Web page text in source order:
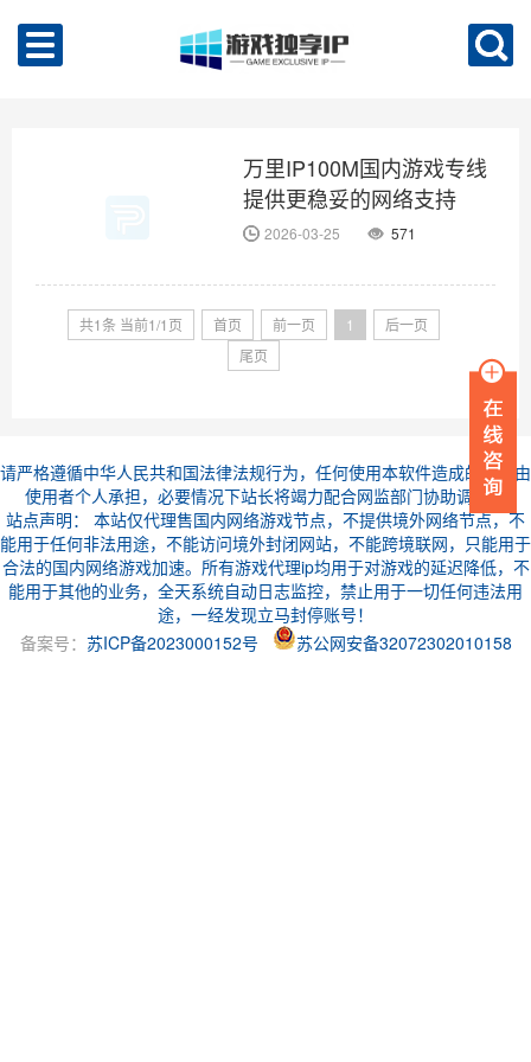
万里IP100M国内游戏专线
提供更稳妥的网络支持
2026-03-25 571
共1条 当前1/1页 首页 前一页 1
后一页
尾页
请严格遵循中华人民共和国法律法规行为，任何使用本软件造成的后果由
使用者个人承担，必要情况下站长将竭力配合网监部门协助调查。
站点声明： 本站仅代理售国内网络游戏节点，不提供境外网络节点，不
能用于任何非法用途，不能访问境外封闭网站，不能跨境联网，只能用于
合法的国内网络游戏加速。所有游戏代理ip均用于对游戏的延迟降低，不
能用于其他的业务，全天系统自动日志监控，禁止用于一切任何违法用
途，一经发现立马封停账号！
备案号： 苏ICP备2023000152号 苏公网安备32072302010158